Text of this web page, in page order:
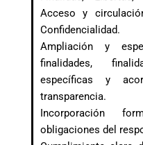
Acceso y
Confidencialidad.
Ampliación y
finalidades,
específicas y
transparencia.
Incorporación
obligaciones del